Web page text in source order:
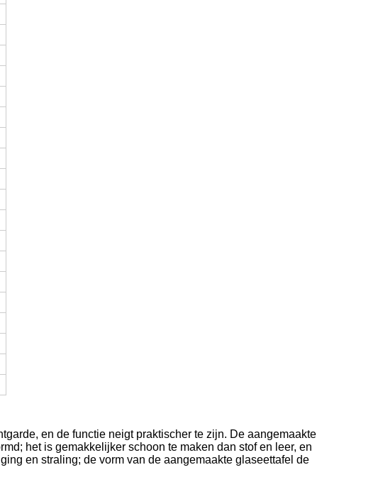
en de functie neigt praktischer te zijn. De aangemaakte
het is gemakkelijker schoon te maken dan stof en leer, en
en straling; de vorm van de aangemaakte glaseettafel de